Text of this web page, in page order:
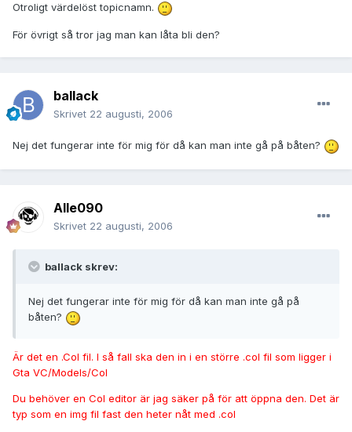
Otroligt värdelöst topicnamn.
För övrigt så tror jag man kan låta bli den?
ballack
Skrivet 22 augusti, 2006
Nej det fungerar inte för mig för då kan man inte gå på båten?
Alle090
Skrivet 22 augusti, 2006
ballack skrev:
Nej det fungerar inte för mig för då kan man inte gå på
båten?
Är det en .Col fil. I så fall ska den in i en större .col fil som ligger i
Gta VC/Models/Col
Du behöver en Col editor är jag säker på för att öppna den. Det är
typ som en img fil fast den heter nåt med .col